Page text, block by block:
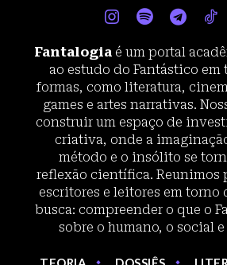
Fantalogia é um portal
ao estudo do Fantástico em
formas, como literatura,
games e artes narrativas.
construir um espaço de
criativa, onde a
método e o insólito se
reflexão científica. Reunimos
escritores e leitores em torno
busca: compreender o que o
sobre o humano, o social